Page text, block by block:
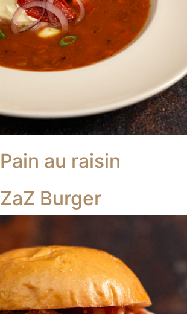
Pain au raisin
ZaZ Burger